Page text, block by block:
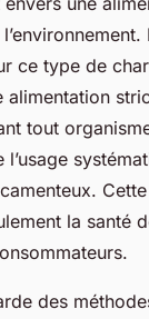
ce type de
alimentation
tout
la santé
des